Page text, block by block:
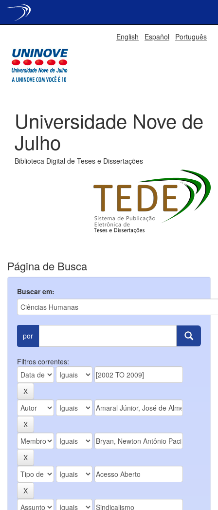
English Español Português
Universidade Nove de
Julho
Biblioteca Digital de Teses e Dissertações
Página de Busca
Buscar em:
por
Filtros correntes: